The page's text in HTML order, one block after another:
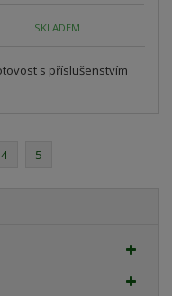
SKLADEM
s příslušenstvím
4 5